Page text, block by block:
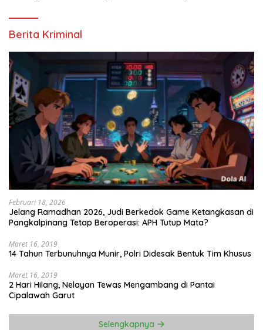
Berita Kriminal
Februari 18, 2026
Jelang Ramadhan 2026, Judi Berkedok Game Ketangkasan di
Pangkalpinang Tetap Beroperasi: APH Tutup Mata?
Maret 16, 2019
14 Tahun Terbunuhnya Munir, Polri Didesak Bentuk Tim Khusus
Maret 16, 2019
2 Hari Hilang, Nelayan Tewas Mengambang di Pantai
Cipalawah Garut
Selengkapnya